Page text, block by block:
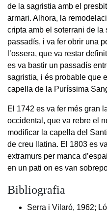
de la sagristia amb el
armari. Alhora, la
cripta amb el soterrani de la
passadís, i va fer obrir una
l’ossera, que va restar
es va bastir un passadís
sagristia, i és probable que
capella de la Puríssima
El 1742 es va fer més gran
occidental, que va rebre el
modificar la capella del
de creu llatina. El 1803 es
extramurs per manca
en un pati on es van
Bibliografia
Serra i Vilaró, 1962;